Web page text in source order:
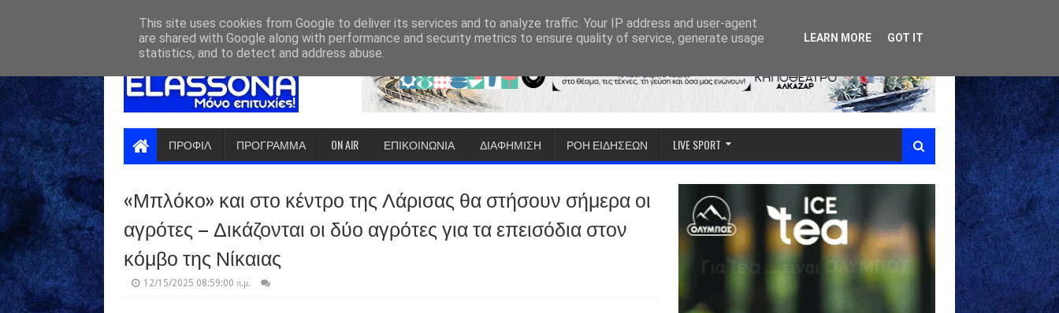
ΠΡΟΦΙΛ ΠΡΟΓΡΑΜΜΑ ON AIR ΕΠΙΚΟΙΝΩΝΙΑ ΔΙΑΦΗΜΙΣΗ ΡΟΗ ΕΙΔΗΣΕΩΝ LIVE SPORT
«Μπλόκο» και στο κέντρο της Λάρισας θα στήσουν σήμερα οι
αγρότες – Δικάζονται οι δύο αγρότες για τα επεισόδια στον
κόμβο της Νίκαιας
12/15/2025 08:59:00 π.μ.
This site uses cookies from Google to deliver its services and to analyze traffic. Your IP address and user-agent
are shared with Google along with performance and security metrics to ensure quality of service, generate usage
statistics, and to detect and address abuse.
LEARN MORE GOT IT